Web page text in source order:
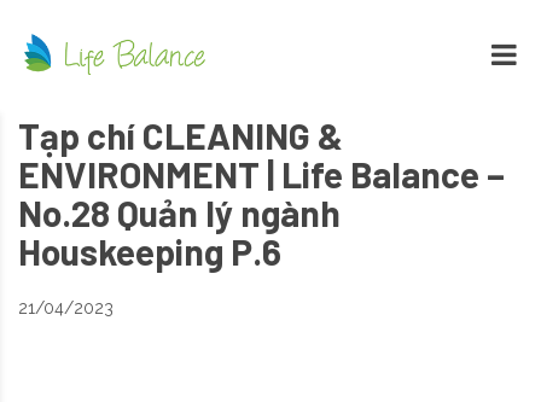
Tạp chí CLEANING &
ENVIRONMENT | Life Balance –
No.28 Quản lý ngành
Houskeeping P.6
21/04/2023